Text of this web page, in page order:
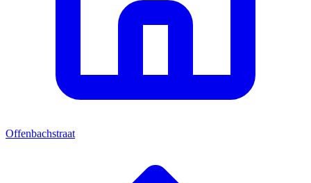
Offenbachstraat